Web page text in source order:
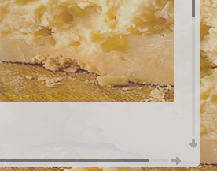
GUSTI